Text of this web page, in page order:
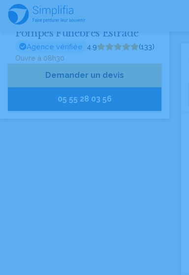
Pompes Funèbres Estrade
Agence vérifiée 4.9 (133)
Ouvre à 08h30
Demander un devis
05 55 28 03 56